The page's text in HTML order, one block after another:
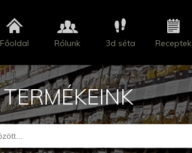
Főoldal Rólunk 3d séta Receptek
TERMÉKEINK